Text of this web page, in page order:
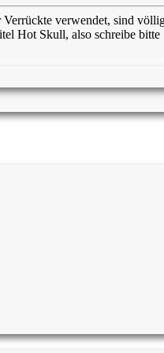
verwendet, sind
Hot Skull, also schreibe bitte